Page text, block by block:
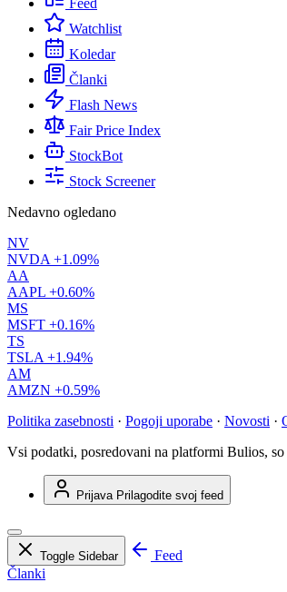
Feed
Watchlist
Koledar
Članki
Flash News
Fair Price Index
StockBot
Stock Screener
Nedavno ogledano
NV
NVDA +1.09%
AA
AAPL +0.60%
MS
MSFT +0.16%
TS
TSLA +1.94%
AM
AMZN +0.59%
Politika zasebnosti · Pogoji uporabe · Novosti ·
Vsi podatki, posredovani na platformi Bulios,
Prijava Prilagodite svoj feed
Toggle Sidebar
Feed
Članki